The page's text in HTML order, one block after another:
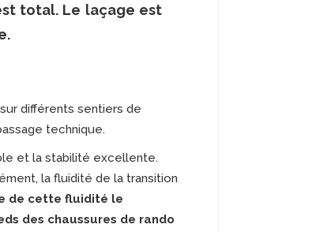
total. Le laçage est
différents sentiers de
technique.
et la stabilité excellente.
la fluidité de la transition
de cette fluidité le
des chaussures de rando